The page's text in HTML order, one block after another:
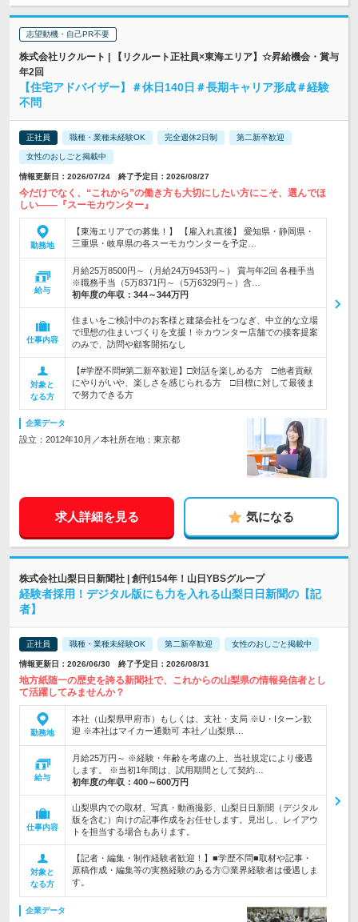
志望動機・自己PR不要
株式会社リクルート | 【リクルート正社員×東海エリア】☆昇給機会・賞与
年2回
【住宅アドバイザー】＃休日140日＃長期キャリア形成＃経験
不問
正社員 職種・業種未経験OK 完全週休2日制 第二新卒歓迎
女性のおしごと掲載中
情報更新日：2026/07/24 終了予定日：2026/08/27
今だけでなく、“これから”の働き方も大切にしたい方にこそ、選んでほ
しい――『スーモカウンター』
勤務地
【東海エリアでの募集！】 【雇入れ直後】 愛知県・静岡県・
三重県・岐阜県の各スーモカウンターを予定…
給与
月給25万8500円～（月給24万9453円～） 賞与年2回 各種手当
※職務手当（5万8371円～（5万6329円～）含…
初年度の年収： 344～344万円
仕事内容
住まいをご検討中のお客様と建築会社をつなぎ、中立的な立場
で理想の住まいづくりを支援！※カウンター店舗での接客提案
のみで、訪問や顧客開拓なし
対象と
なる方
【#学歴不問#第二新卒歓迎】□対話を楽しめる方 □他者貢献
にやりがいや、楽しさを感じられる方 □目標に対して最後ま
で努力できる方
企業データ
設立：2012年10月／本社所在地：東京都
求人詳細を見る 気になる
株式会社山梨日日新聞社 | 創刊154年！山日YBSグループ
経験者採用！デジタル版にも力を入れる山梨日日新聞の【記
者】
正社員 職種・業種未経験OK 第二新卒歓迎 女性のおしごと掲載中
情報更新日：2026/06/30 終了予定日：2026/08/31
地方紙随一の歴史を誇る新聞社で、これからの山梨県の情報発信者とし
て活躍してみませんか？
勤務地
本社（山梨県甲府市）もしくは、支社・支局 ※U・Iターン歓
迎 ※本社はマイカー通勤可 本社／山梨県…
給与
月給25万円～ ※経験・年齢を考慮の上、当社規定により優遇
します。 ※当初1年間は、試用期間として契約…
初年度の年収： 400～600万円
仕事内容
山梨県内での取材、写真・動画撮影、山梨日日新聞（デジタル
版を含む）向けの記事作成をお任せします。見出し、レイアウ
トを担当する場合もあります。
対象と
なる方
【記者・編集・制作経験者歓迎！】■学歴不問■取材や記事・
原稿作成・編集等の実務経験のある方◎業界経験者は優遇しま
す。
企業データ